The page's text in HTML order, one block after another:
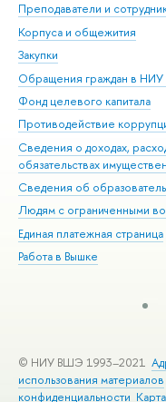
Преподаватели и
Корпуса и общежития
Закупки
Обращения граждан в
Фонд целевого капитала
Противодействие
Сведения о доходах,
обязательствах
Сведения об
Людям с ограниченными
Единая платежная страница
Работа в Вышке
© НИУ ВШЭ 1993–2021
использования материалов
конфиденциальности